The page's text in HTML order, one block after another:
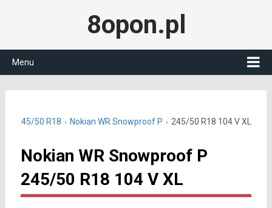
8opon.pl
Menu
245/50 R18 Nokian WR Snowproof P 245/50 R18 104 V XL
Nokian WR Snowproof P
245/50 R18 104 V XL